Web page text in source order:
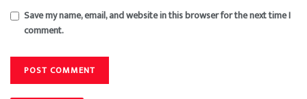
Save my name, email, and website in this browser for the next time I
comment.